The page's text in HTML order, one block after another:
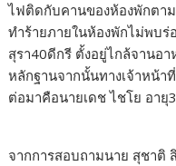
ไฟติดกับคานของห้องพักตา
ทำร้ายภายในห้องพักไม่พบร่
สุรา40ดีกรี ตั้งอยู่ไกล้จานอ
หลักฐานจากนั้นทางเจ้าหน้า
ต่อมาคือนายเดช ไชโย อา
จากการสอบถามนาย สุชาติ